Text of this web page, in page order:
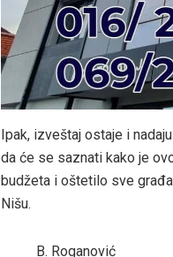
Ipak, izveštaj ostaje i
da će se saznati kako je
budžeta i oštetilo sve
Nišu.
B. Roganović